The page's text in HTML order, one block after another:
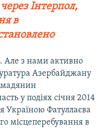
Інтерпол,
в
Але з нами активно
Азербайджану
у подіях січня 2014
Україною Фатуллаєва
місцеперебування в